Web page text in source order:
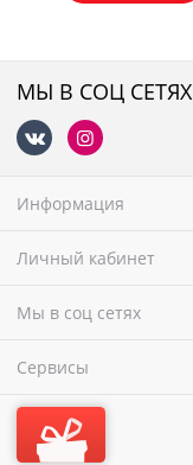
МЫ В СОЦ СЕТЯХ
Информация
Личный кабинет
Мы в соц сетях
Сервисы